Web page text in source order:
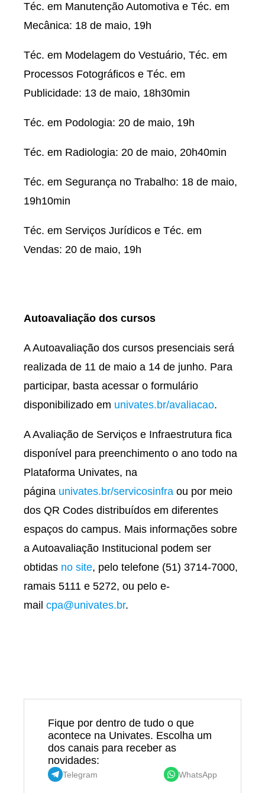
Téc. em Manutenção Automotiva e Téc. em
Mecânica: 18 de maio, 19h
Téc. em Modelagem do Vestuário, Téc. em
Processos Fotográficos e Téc. em
Publicidade: 13 de maio, 18h30min
Téc. em Podologia: 20 de maio, 19h
Téc. em Radiologia: 20 de maio, 20h40min
Téc. em Segurança no Trabalho: 18 de maio,
19h10min
Téc. em Serviços Jurídicos e Téc. em
Vendas: 20 de maio, 19h
Autoavaliação dos cursos
A Autoavaliação dos cursos presenciais será
realizada de 11 de maio a 14 de junho. Para
participar, basta acessar o formulário
disponibilizado em univates.br/avaliacao.
A Avaliação de Serviços e Infraestrutura fica
disponível para preenchimento o ano todo na
Plataforma Univates, na
página univates.br/servicosinfra ou por meio
dos QR Codes distribuídos em diferentes
espaços do campus. Mais informações sobre
a Autoavaliação Institucional podem ser
obtidas no site, pelo telefone (51) 3714-7000,
ramais 5111 e 5272, ou pelo e-
mail cpa@univates.br.
Fique por dentro de tudo o que
acontece na Univates. Escolha um
dos canais para receber as
novidades:
Telegram WhatsApp